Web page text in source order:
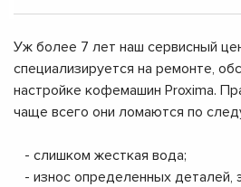
Уж более 7 лет наш сервисный
специализируется на ремонте,
настройке кофемашин Proxima.
чаще всего они ломаются по
- слишком жесткая вода;
- износ определенных деталей,